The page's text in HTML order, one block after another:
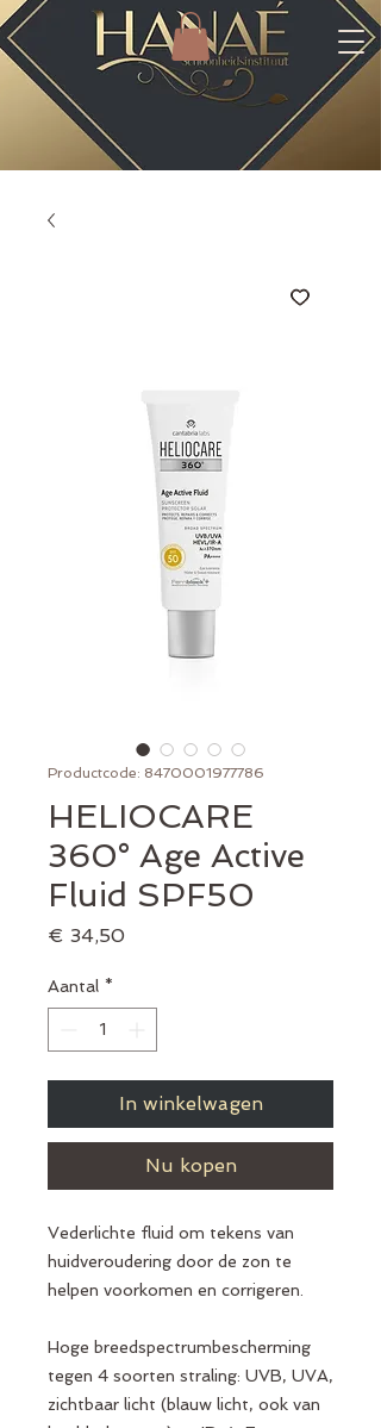
Productcode: 8470001977786
HELIOCARE
360° Age Active
Fluid SPF50
€ 34,50Prijs
Aantal *
In winkelwagen
Nu kopen
Vederlichte fluid om tekens van
huidveroudering door de zon te
helpen voorkomen en corrigeren.
Hoge breedspectrumbescherming
tegen 4 soorten straling: UVB, UVA,
zichtbaar licht (blauw licht, ook van